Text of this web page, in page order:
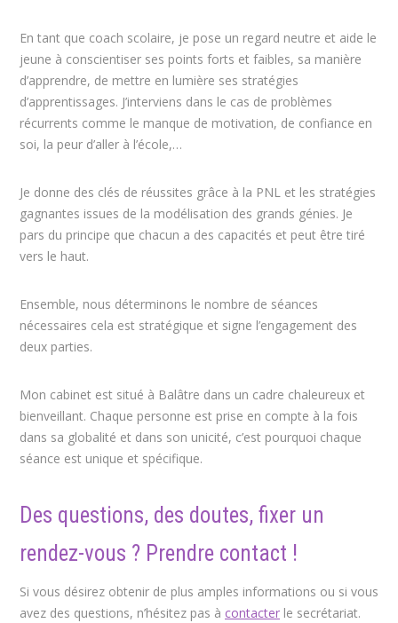
En tant que coach scolaire, je pose un regard neutre et aide le
jeune à conscientiser ses points forts et faibles, sa manière
d’apprendre, de mettre en lumière ses stratégies
d’apprentissages. J’interviens dans le cas de problèmes
récurrents comme le manque de motivation, de confiance en
soi, la peur d’aller à l’école,…
Je donne des clés de réussites grâce à la PNL et les stratégies
gagnantes issues de la modélisation des grands génies. Je
pars du principe que chacun a des capacités et peut être tiré
vers le haut.
Ensemble, nous déterminons le nombre de séances
nécessaires cela est stratégique et signe l’engagement des
deux parties.
Mon cabinet est situé à Balâtre dans un cadre chaleureux et
bienveillant. Chaque personne est prise en compte à la fois
dans sa globalité et dans son unicité, c’est pourquoi chaque
séance est unique et spécifique.
Des questions, des doutes, fixer un
rendez-vous ? Prendre contact !
Si vous désirez obtenir de plus amples informations ou si vous
avez des questions, n’hésitez pas à contacter le secrétariat.